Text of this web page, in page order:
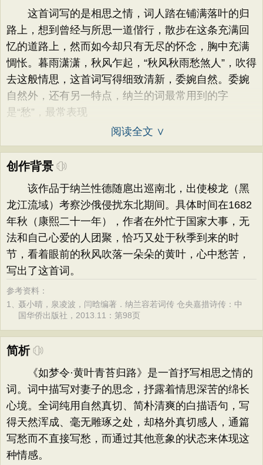
这首词写的是相思之情，词人踏在铺满落叶的归
路上，想到曾经与所思一道偕行，散步在这条充满回
忆的道路上，然而如今却只有无尽的怀念，胸中充满
惆怅。暮雨潇潇，秋风乍起，“秋风秋雨愁煞人”，吹得
去这般情思，这首词写得细致清新，委婉自然。委婉
自然外，还有另一特点，纳兰的词最常用到的字
是“愁”，最常表现
阅读全文 ∨
创作背景
该作品于纳兰性德随扈出巡南北，出使梭龙（黑
龙江流域）考察沙俄侵扰东北期间。具体时间在1682
年秋（康熙二十一年），作者在外忙于国家大事，无
法和自己心爱的人团聚，恰巧又处于秋季到来的时
节，看着眼前的秋风吹落一朵朵的黄叶，心中愁苦，
写出了这首词。
参考资料：
1、聂小晴，泉凌波，闫晗编著．纳兰容若词传 仓央嘉措诗传：中
国华侨出版社，2013.11：第98页
简析
《如梦令·黄叶青苔归路》是一首抒写相思之情的
词。词中描写对妻子的思念，抒露着情思深苦的绵长
心境。全词纯用自然真切、简朴清爽的白描语句，写
得天然浑成、毫无雕琢之处，却格外真切感人，通篇
写愁而不直接写愁，而通过其他意象的状态来体现这
种情感。